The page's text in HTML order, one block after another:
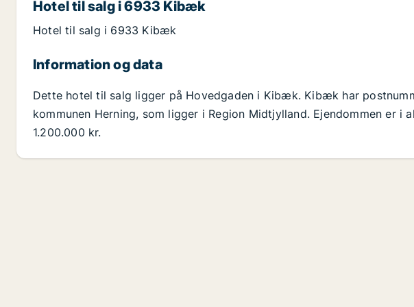
Hotel til salg i 6933 Kibæk
Hotel til salg i 6933 Kibæk
Information og data
Dette hotel til salg ligger på Hovedgaden i Kibæk. Kibæk har
kommunen Herning, som ligger i Region Midtjylland. Ejendommen er i
1.200.000 kr.